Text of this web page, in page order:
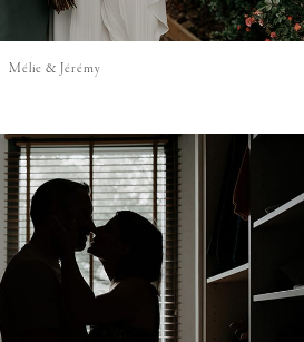
Mélie & Jérémy